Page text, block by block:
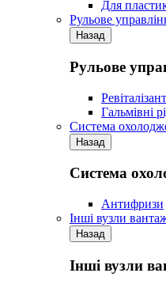
Для
Рульове
Назад
Рульове
Гальмівні
Система
Назад
Система
Антифризи
Iнші вузли
Назад
Iнші вузли